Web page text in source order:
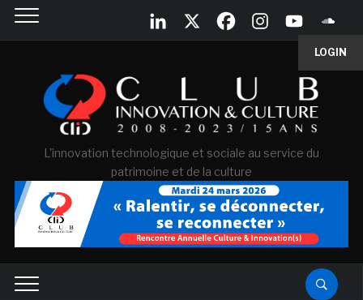
LOGIN
L'innovation technologique et sociale au service du
patrimoine et de la culture